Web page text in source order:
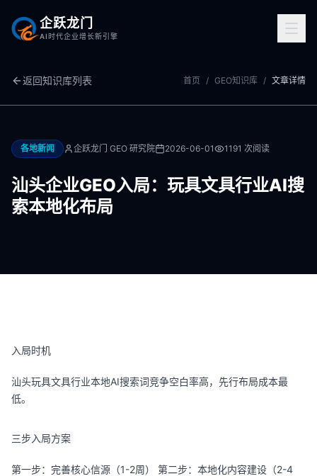
企跃龙门
AI时代企业增长新引擎
返回知识库列表 首页 / GEO知识库 / 文章详情
各地新闻 企跃龙门 GEO 研究院 2026-06-01 1191 次阅读
汕头企业GEO入局：玩具文具行业AI搜
索本地化布局
入局时机
汕头玩具文具行业本地AI搜索词竞争空白率高，先行布局成本最
低。
三步入局方案
第一步：完善核心信源（1-2周） 第二步：本地化内容建设（2-4